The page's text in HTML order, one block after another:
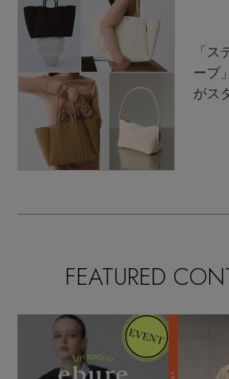
「
ープ
がス
FEATURED